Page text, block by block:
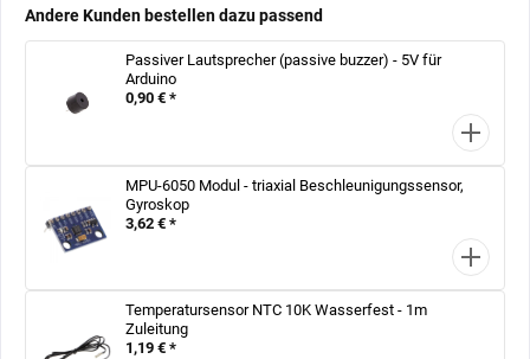
Andere Kunden bestellen dazu passend
Passiver Lautsprecher (passive buzzer) - 5V für
Arduino
0,90 € *
MPU-6050 Modul - triaxial Beschleunigungssensor,
Gyroskop
3,62 € *
Temperatursensor NTC 10K Wasserfest - 1m
Zuleitung
1,19 € *